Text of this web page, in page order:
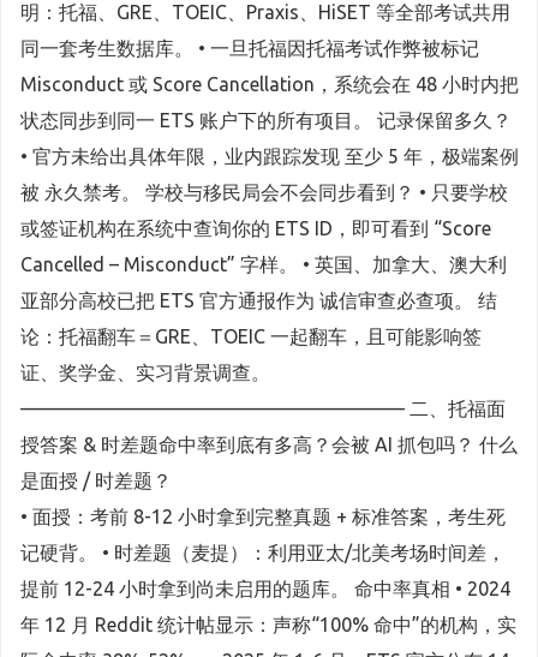
明：托福、GRE、TOEIC、Praxis、HiSET 等全部考试共用
同一套考生数据库。 • 一旦托福因托福考试作弊被标记
Misconduct 或 Score Cancellation，系统会在 48 小时内把
状态同步到同一 ETS 账户下的所有项目。 记录保留多久？
• 官方未给出具体年限，业内跟踪发现 至少 5 年，极端案例
被 永久禁考。 学校与移民局会不会同步看到？ • 只要学校
或签证机构在系统中查询你的 ETS ID，即可看到 “Score
Cancelled – Misconduct” 字样。 • 英国、加拿大、澳大利
亚部分高校已把 ETS 官方通报作为 诚信审查必查项。 结
论：托福翻车＝GRE、TOEIC 一起翻车，且可能影响签
证、奖学金、实习背景调查。
———————————————————— 二、托福面
授答案 & 时差题命中率到底有多高？会被 AI 抓包吗？ 什么
是面授 / 时差题？
• 面授：考前 8-12 小时拿到完整真题 + 标准答案，考生死
记硬背。 • 时差题（麦提）：利用亚太/北美考场时间差，
提前 12-24 小时拿到尚未启用的题库。 命中率真相 • 2024
年 12 月 Reddit 统计帖显示：声称“100% 命中”的机构，实